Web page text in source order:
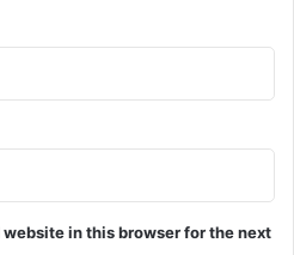
in this browser for the next